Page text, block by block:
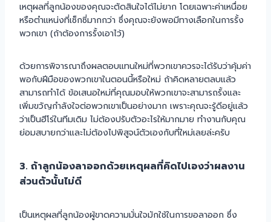
เหตุผลที่ลูกน้องของคุณจะตัดสินใจได้ไม่ยาก โดยเฉพาะค่าเหนื่อย
หรือตำแหน่งที่เซ็กซี่มากกว่า ซึ่งคุณจะยังพอมีทางเลือกในการรั้ง
พวกเขา (ถ้าต้องการรั้งเอาไว้)
ด้วยการพิจารณาถึงผลตอบแทนใหม่ที่พวกเขาควรจะได้รับว่าคุ้มค่า
พอกับฝีมือของพวกเขาในตอนนี้หรือใหม่ ถ้าคิดหลายตลบแล้ว
สามารถทำได้ ข้อเสนอใหม่ที่คุณมอบให้พวกเขาจะสามารถรั้งและ
เพิ่มขวัญกำลังใจต่อพวกเขาเป็นอย่างมาก เพราะคุณจะรู้ดีอยู่แล้ว
ว่าเป็นฮีโร่ในทีมเดิม ไม่ต้องปรับตัวอะไรให้มากมาย ทำงานกับคุณ
ย่อมสบายกว่าและไม่ต้องไปพิสูจน์ตัวเองกับที่ใหม่เลยล่ะครับ
3. ถ้าลูกน้องลาออกด้วยเหตุผลที่คิดไปเองว่าผลงาน
ส่วนตัวนั้นไม่ดี
เป็นเหตุผลที่ลูกน้องผู้ขาดความมั่นใจมักใช้ในการขอลาออก ซึ่ง